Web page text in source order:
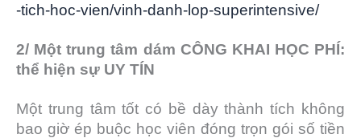
-tich-hoc-vien/vinh-danh-lop-superintensive/
2/ Một trung tâm dám CÔNG KHAI HỌC PHÍ:
thể hiện sự UY TÍN
Một trung tâm tốt có bề dày thành tích không
bao giờ ép buộc học viên đóng trọn gói số tiền